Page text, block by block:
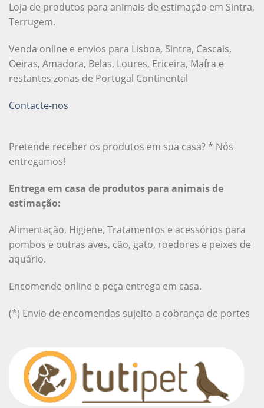
Loja de produtos para animais de estimação em Sintra,
Terrugem.
Venda online e envios para Lisboa, Sintra, Cascais,
Oeiras, Amadora, Belas, Loures, Ericeira, Mafra e
restantes zonas de Portugal Continental
Contacte-nos
Pretende receber os produtos em sua casa? * Nós
entregamos!
Entrega em casa de produtos para animais de
estimação:
Alimentação, Higiene, Tratamentos e acessórios para
pombos e outras aves, cão, gato, roedores e peixes de
aquário.
Encomende online e peça entrega em casa.
(*) Envio de encomendas sujeito a cobrança de portes